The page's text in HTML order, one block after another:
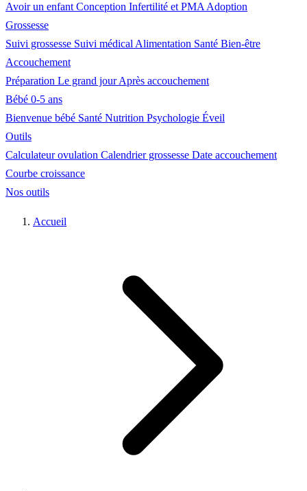
Avoir un enfant Conception Infertilité et PMA Adoption
Grossesse
Suivi grossesse Suivi médical Alimentation Santé Bien-être
Accouchement
Préparation Le grand jourAprès accouchement
Bébé 0-5 ans
Bienvenue bébé Santé Nutrition Psychologie Éveil
Outils
Calculateur ovulation Calendrier grossesse Date accouchement
Courbe croissance
Nos outils
Accueil